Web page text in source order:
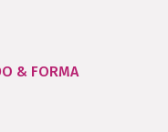
& FORMA